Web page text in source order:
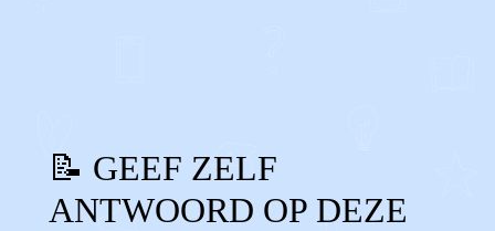
📝 GEEF ZELF
ANTWOORD OP DEZE